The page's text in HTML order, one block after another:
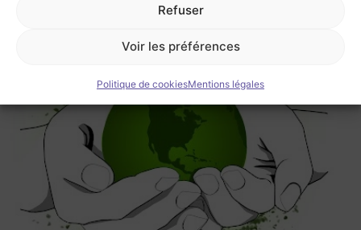
Refuser
Voir les préférences
Politique de cookiesMentions légales